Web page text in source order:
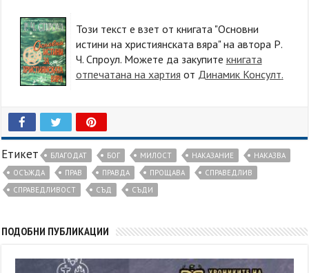
Този текст е взет от книгата "Основни
истини на християнската вяра" на автора Р.
Ч. Спроул. Можете да закупите книгата
отпечатана на хартия от Динамик Консулт.
Етикет БЛАГОДАТ БОГ МИЛОСТ НАКАЗАНИЕ
НАКАЗВА
ОСЪЖДА
ПРАВ ПРАВДА ПРОЩАВА
СПРАВЕДЛИВ
СПРАВЕДЛИВОСТ
СЪД СЪДИ
ПОДОБНИ ПУБЛИКАЦИИ